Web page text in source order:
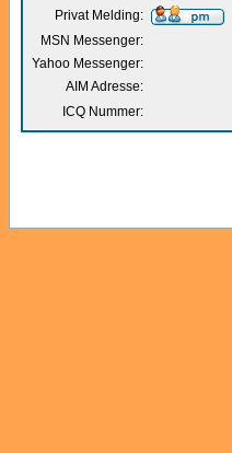
Privat Melding:
MSN Messenger:
Yahoo Messenger:
AIM Adresse:
ICQ Nummer: